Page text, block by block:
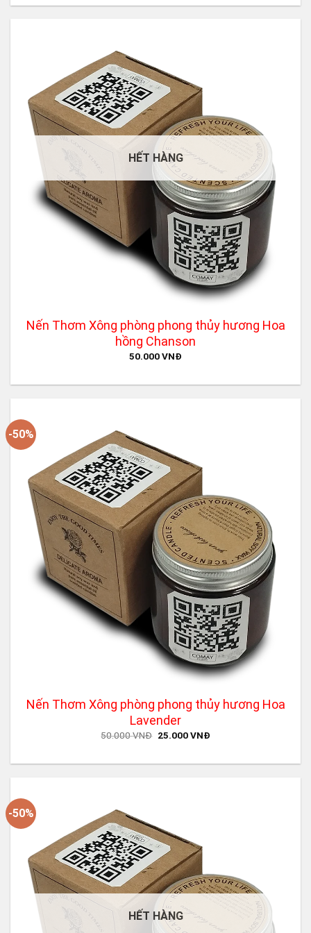
50.000 VNĐ.49.000 VNĐ.
HẾT HÀNG
Nến Thơm Xông phòng phong thủy hương Hoa
hồng Chanson
50.000VNĐ
-50%
Nến Thơm Xông phòng phong thủy hương Hoa
Lavender
50.000VNĐ Original
50.000 VNĐ.
25.000VNĐCurrent
25.000 VNĐ.
-50%
HẾT HÀNG